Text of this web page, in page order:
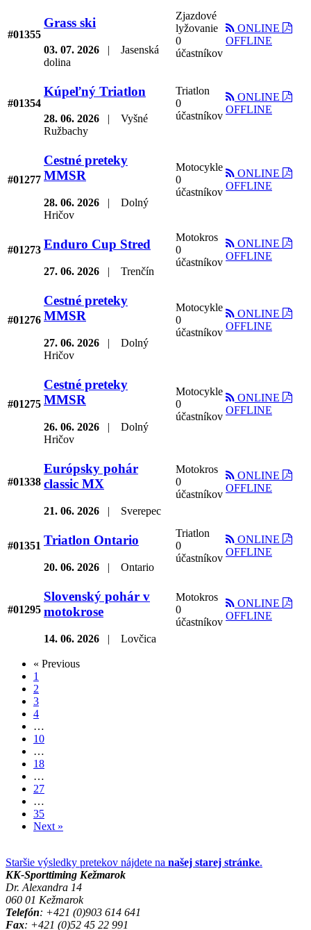
#01355
Grass ski
03. 07. 2026 |
Jasenská
dolina
Zjazdové
lyžovanie
0
účastníkov
ONLINE
OFFLINE
#01354
Kúpeľný Triatlon
28. 06. 2026 |
Vyšné
Ružbachy
Triatlon
0
účastníkov
ONLINE
OFFLINE
#01277
Cestné preteky
MMSR
28. 06. 2026 |
Dolný
Hričov
Motocykle
0
účastníkov
ONLINE
OFFLINE
#01273 Enduro Cup Stred
27. 06. 2026 | Trenčín
Motokros
0
účastníkov
ONLINE
OFFLINE
#01276
Cestné preteky
MMSR
27. 06. 2026 |
Dolný
Hričov
Motocykle
0
účastníkov
ONLINE
OFFLINE
#01275
Cestné preteky
MMSR
26. 06. 2026 |
Dolný
Hričov
Motocykle
0
účastníkov
ONLINE
OFFLINE
#01338
Európsky pohár
classic MX
21. 06. 2026 | Sverepec
Motokros
0
účastníkov
ONLINE
OFFLINE
#01351 Triatlon Ontario
20. 06. 2026 | Ontario
Triatlon
0
účastníkov
ONLINE
OFFLINE
#01295
Slovenský pohár v
motokrose
14. 06. 2026 | Lovčica
Motokros
0
účastníkov
ONLINE
OFFLINE
« Previous
1
2
3
4
…
10
…
18
…
27
…
35
Next »
Staršie výsledky pretekov nájdete na našej starej stránke.
KK-Sporttiming Kežmarok
Dr. Alexandra 14
060 01 Kežmarok
Telefón: +421 (0)903 614 641
Fax: +421 (0)52 45 22 991